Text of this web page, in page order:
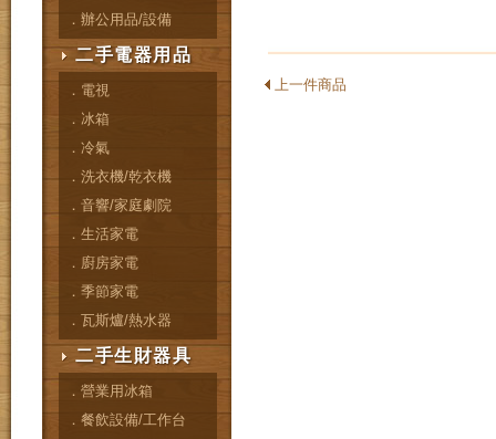
．辦公用品/設備
二手電器用品
．電視
．冰箱
．冷氣
．洗衣機/乾衣機
．音響/家庭劇院
．生活家電
．廚房家電
．季節家電
．瓦斯爐/熱水器
二手生財器具
．營業用冰箱
．餐飲設備/工作台
上一件商品